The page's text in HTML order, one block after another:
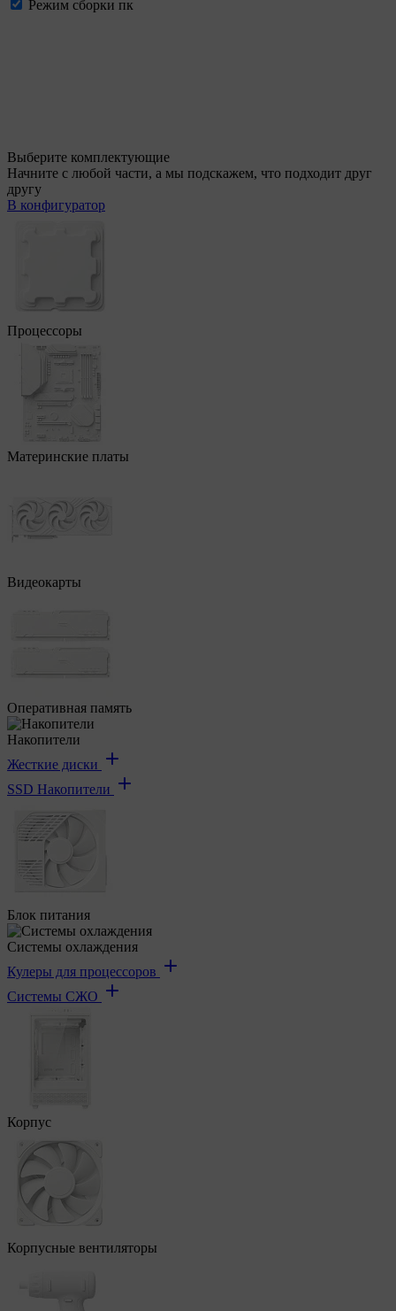
Режим сборки пк
Выберите комплектующие
Начните с любой части, а мы подскажем, что подходит друг
другу
В конфигуратор
Процессоры
Материнские платы
Видеокарты
Оперативная память
Накопители
Жесткие диски
SSD Накопители
Блок питания
Системы охлаждения
Кулеры для процессоров
Системы СЖО
Корпус
Корпусные вентиляторы